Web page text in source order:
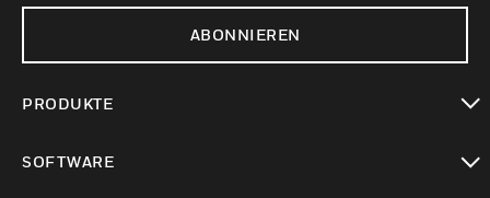
ABONNIEREN
PRODUKTE
SOFTWARE